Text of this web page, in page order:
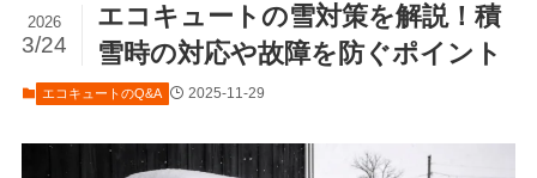
エコキュートの雪対策を解説！積
雪時の対応や故障を防ぐポイント
2026
3/24
エコキュートのQ&A 2025-11-29